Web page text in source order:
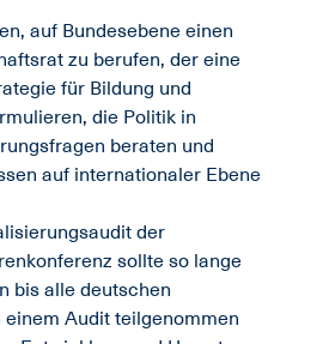
auf Bundesebene einen
zu berufen, der eine
für Bildung und
die Politik in
beraten und
auf internationaler Ebene
der
sollte so lange
bis alle deutschen
Audit teilgenommen